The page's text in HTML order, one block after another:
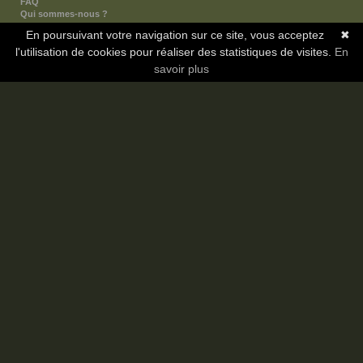
Qui sommes-nous ?
Nos partenaires
Faites-nous connaitre
Nous contacter
✖
En poursuivant votre navigation sur ce site, vous acceptez
l'utilisation de cookies pour réaliser des statistiques de visites. En
savoir plus